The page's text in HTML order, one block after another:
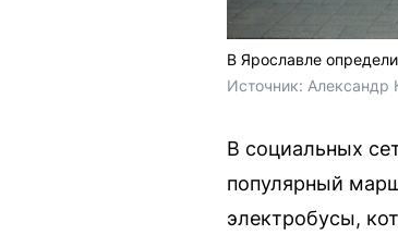
В Ярославле
Источник: Александр
В социальных
популярный
электробусы,